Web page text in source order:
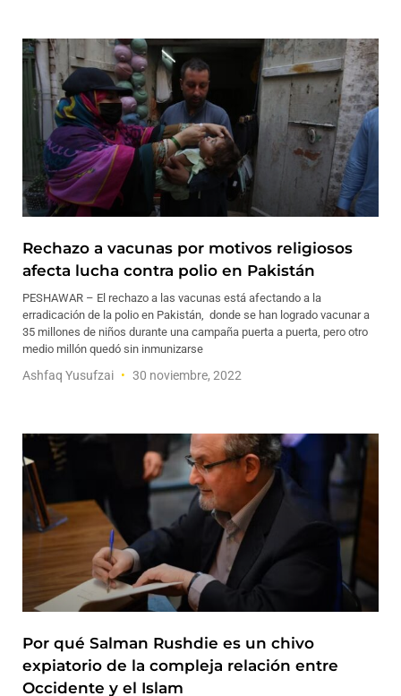
Rechazo a vacunas por motivos religiosos
afecta lucha contra polio en Pakistán
PESHAWAR – El rechazo a las vacunas está afectando a la
erradicación de la polio en Pakistán, donde se han logrado vacunar a
35 millones de niños durante una campaña puerta a puerta, pero otro
medio millón quedó sin inmunizarse
Ashfaq Yusufzai 30 noviembre, 2022
Por qué Salman Rushdie es un chivo
expiatorio de la compleja relación entre
Occidente y el Islam